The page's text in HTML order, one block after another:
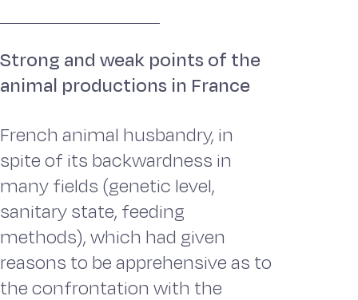
Strong and weak points of the
animal productions in France
French animal husbandry, in
spite of its backwardness in
many fields (genetic level,
sanitary state, feeding
methods), which had given
reasons to be apprehensive as to
the confrontation with the